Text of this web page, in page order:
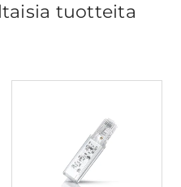
tuotteita